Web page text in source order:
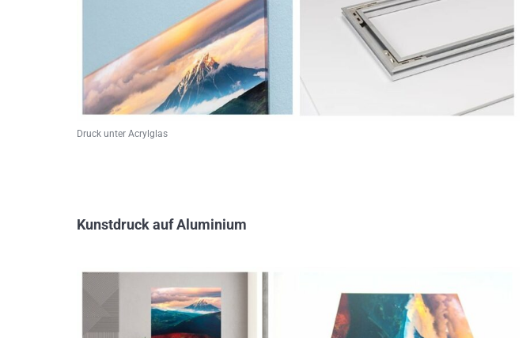
Druck unter Acrylglas
Kunstdruck auf Aluminium